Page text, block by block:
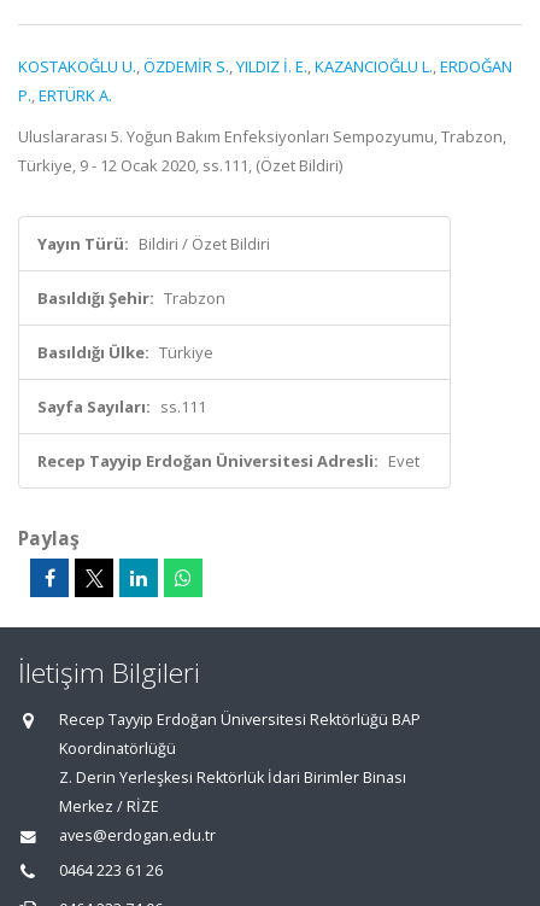
KOSTAKOĞLU U.,ÖZDEMİR S.,YILDIZ İ. E.,KAZANCIOĞLU L.,ERDOĞAN
P.,ERTÜRK A.
Uluslararası 5. Yoğun Bakım Enfeksiyonları Sempozyumu, Trabzon,
Türkiye, 9 - 12 Ocak 2020, ss.111, (Özet Bildiri)
Yayın Türü: Bildiri / Özet Bildiri
Basıldığı Şehir: Trabzon
Basıldığı Ülke: Türkiye
Sayfa Sayıları: ss.111
Recep Tayyip Erdoğan Üniversitesi Adresli: Evet
Paylaş
İletişim Bilgileri
Recep Tayyip Erdoğan Üniversitesi Rektörlüğü BAP
Koordinatörlüğü
Z. Derin Yerleşkesi Rektörlük İdari Birimler Binası
Merkez / RİZE
aves@erdogan.edu.tr
0464 223 61 26